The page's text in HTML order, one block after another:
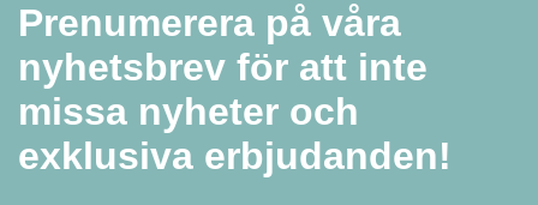
Prenumerera på våra
nyhetsbrev för att inte
missa nyheter och
exklusiva erbjudanden!